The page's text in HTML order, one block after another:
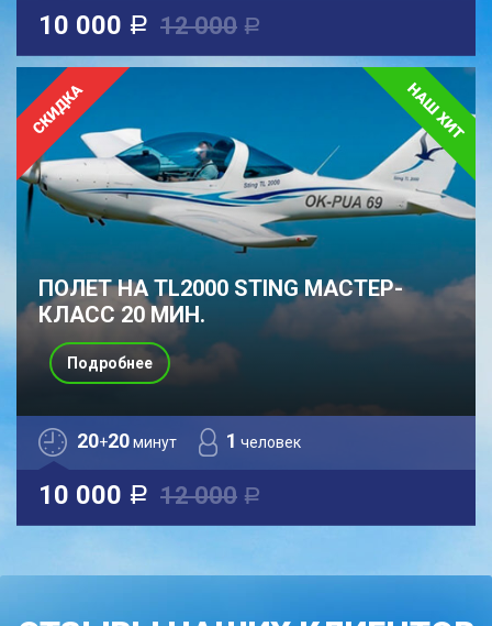
10 000 a 12 000 a
ПОЛЕТ НА TL2000 STING МАСТЕР-
КЛАСС 20 МИН.
20+20минут 1 человек
10 000 a 12 000 a
Подробнее